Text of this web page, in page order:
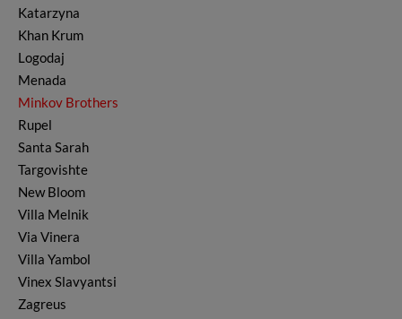
Schaumwein Sekt
alle Weine
Melnik
Merlot
Monastrell & Mourvedre
Muskat & Misket
Nebbiolo
Pamid
Petit Manseng
Petit Verdot
Pinot Gris
Pinot Noir
Rubin
Ruen
Sauvignon Blanc
Sauvignon Gris
Katarzyna
Khan Krum
Logodaj
Menada
Minkov Brothers
Rupel
Santa Sarah
Targovishte
New Bloom
Villa Melnik
Via Vinera
Villa Yambol
Vinex Slavyantsi
Zagreus